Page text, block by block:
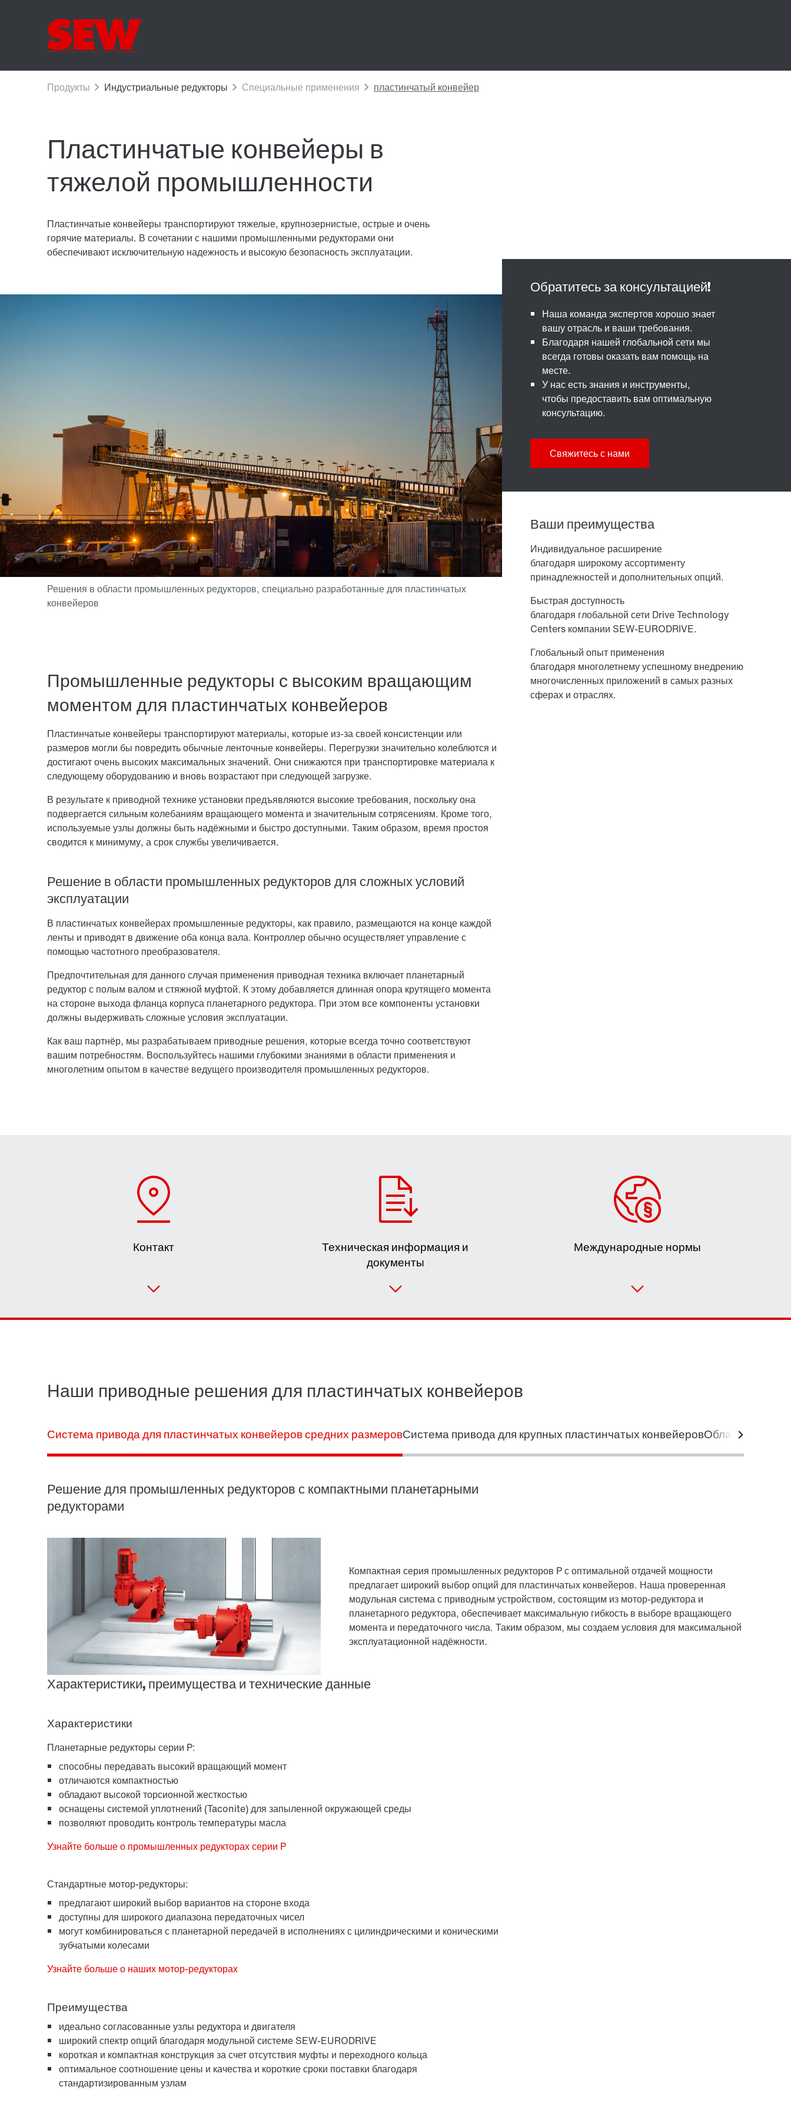
Пластинчатые конвейеры в
тяжелой промышленности
Пластинчатые конвейеры транспортируют тяжелые, крупнозернистые, острые и очень
горячие материалы. В сочетании с нашими промышленными редукторами они
обеспечивают исключительную надежность и высокую безопасность эксплуатации.
Промышленные редукторы с высоким вращающим
моментом для пластинчатых конвейеров
Пластинчатые конвейеры транспортируют материалы, которые из-за своей консистенции или
размеров могли бы повредить обычные ленточные конвейеры. Перегрузки значительно колеблются и
достигают очень высоких максимальных значений. Они снижаются при транспортировке материала к
следующему оборудованию и вновь возрастают при следующей загрузке.
В результате к приводной технике установки предъявляются высокие требования, поскольку она
подвергается сильным колебаниям вращающего момента и значительным сотрясениям. Кроме того,
используемые узлы должны быть надёжными и быстро доступными. Таким образом, время простоя
сводится к минимуму, а срок службы увеличивается.
Решение в области промышленных редукторов для сложных условий
эксплуатации
В пластинчатых конвейерах промышленные редукторы, как правило, размещаются на конце каждой
ленты и приводят в движение оба конца вала. Контроллер обычно осуществляет управление с
помощью частотного преобразователя.
Предпочтительная для данного случая применения приводная техника включает планетарный
редуктор с полым валом и стяжной муфтой. К этому добавляется длинная опора крутящего момента
на стороне выхода фланца корпуса планетарного редуктора. При этом все компоненты установки
должны выдерживать сложные условия эксплуатации.
Как ваш партнёр, мы разрабатываем приводные решения, которые всегда точно соответствуют
вашим потребностям. Воспользуйтесь нашими глубокими знаниями в области применения и
многолетним опытом в качестве ведущего производителя промышленных редукторов.
Наша команда экспертов хорошо знает
вашу отрасль и ваши требования.
Благодаря нашей глобальной сети мы
всегда готовы оказать вам помощь на
месте.
У нас есть знания и инструменты,
чтобы предоставить вам оптимальную
консультацию.
Свяжитесь с нами
Ваши преимущества
Индивидуальное расширение
благодаря широкому ассортименту
принадлежностей и дополнительных опций.
Быстрая доступность
благодаря глобальной сети Drive Technology
Centers компании SEW-EURODRIVE.
Глобальный опыт применения
благодаря многолетнему успешному внедрению
многочисленных приложений в самых разных
сферах и отраслях.
Контакт
Техническая информация и
документы
Международные нормы
Наши приводные решения для пластинчатых конвейеров
Система привода для пластинчатых конвейеров средних размеровСистема привода для крупных пластинчатых конвейеровОбласти
Решение для промышленных редукторов с компактными планетарными
редукторами
Компактная серия промышленных редукторов P с оптимальной отдачей мощности
предлагает широкий выбор опций для пластинчатых конвейеров. Наша проверенная
модульная система с приводным устройством, состоящим из мотор-редуктора и
планетарного редуктора, обеспечивает максимальную гибкость в выборе вращающего
момента и передаточного числа. Таким образом, мы создаем условия для максимальной
эксплуатационной надёжности.
Характеристики, преимущества и технические данные
Характеристики
Планетарные редукторы серии P:
способны передавать высокий вращающий момент
отличаются компактностью
обладают высокой торсионной жесткостью
оснащены системой уплотнений (Taconite) для запыленной окружающей среды
позволяют проводить контроль температуры масла
Узнайте больше о промышленных редукторах серии P
Стандартные мотор-редукторы:
предлагают широкий выбор вариантов на стороне входа
доступны для широкого диапазона передаточных чисел
могут комбинироваться с планетарной передачей в исполнениях с цилиндрическими и коническими
зубчатыми колесами
Узнайте больше о наших мотор-редукторах
Преимущества
идеально согласованные узлы редуктора и двигателя
широкий спектр опций благодаря модульной системе SEW-EURODRIVE
короткая и компактная конструкция за счет отсутствия муфты и переходного кольца
оптимальное соотношение цены и качества и короткие сроки поставки благодаря
стандартизированным узлам